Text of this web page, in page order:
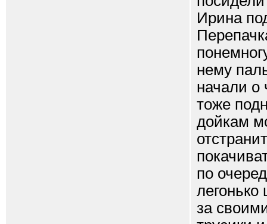
Ирина
нему
начали о
тоже
дойкам
по
за